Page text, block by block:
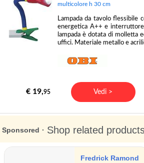
multicolore h 30 cm
Lampada da tavolo flessibile
energetica A++ e
lampada è dotata di molletta
uffici. Materiale metallo e
€ 19,95 Vedi >